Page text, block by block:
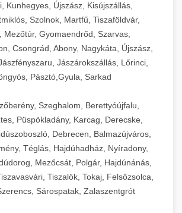
Kunhegyes, Újszász, Kisújszállás,
Szolnok, Martfű, Tiszaföldvár,
Mezőtúr, Gyomaendrőd, Szarvas,
Csongrád, Abony, Nagykáta, Újszász,
Jászárokszállás, Lőrinci,
Pásztó,Gyula, Sarkad
Szeghalom, Berettyóújfalu,
Püspökladány, Karcag, Derecske,
Debrecen, Balmazújváros,
Téglás, Hajdúhadház, Nyíradony,
Mezőcsát, Polgár, Hajdúnánás,
Tiszalök, Tokaj, Felsőzsolca,
Sárospatak, Zalaszentgrót